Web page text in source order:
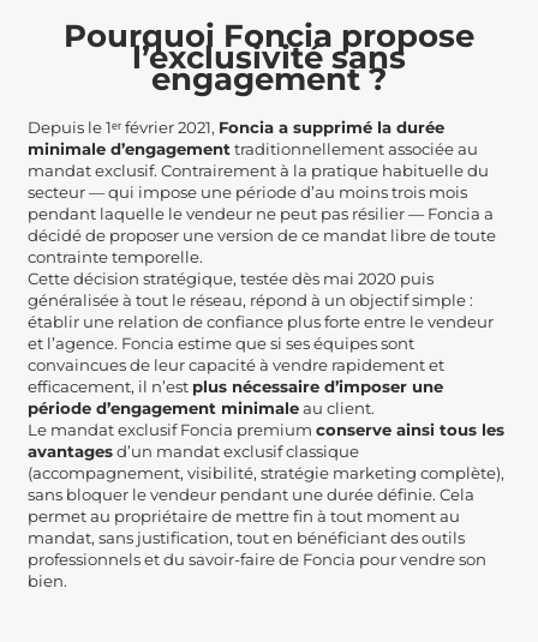
Pourquoi Foncia propose
l’exclusivité sans
engagement ?
Depuis le 1ᵉʳ février 2021, Foncia a supprimé la durée
minimale d’engagement traditionnellement associée au
mandat exclusif. Contrairement à la pratique habituelle du
secteur — qui impose une période d’au moins trois mois
pendant laquelle le vendeur ne peut pas résilier — Foncia a
décidé de proposer une version de ce mandat libre de toute
contrainte temporelle.
Cette décision stratégique, testée dès mai 2020 puis
généralisée à tout le réseau, répond à un objectif simple :
établir une relation de confiance plus forte entre le vendeur
et l’agence. Foncia estime que si ses équipes sont
convaincues de leur capacité à vendre rapidement et
efficacement, il n’est plus nécessaire d’imposer une
période d’engagement minimaleau client.
Le mandat exclusif Foncia premium conserve ainsi tous les
avantagesd’un mandat exclusif classique
(accompagnement, visibilité, stratégie marketing complète),
sans bloquer le vendeur pendant une durée définie. Cela
permet au propriétaire de mettre fin à tout moment au
mandat, sans justification, tout en bénéficiant des outils
professionnels et du savoir-faire de Foncia pour vendre son
bien.